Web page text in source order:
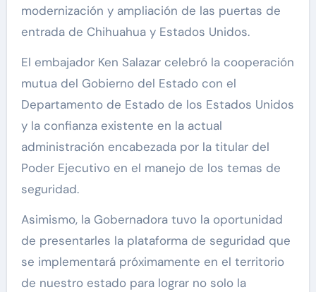
modernización y ampliación de las puertas de
entrada de Chihuahua y Estados Unidos.
El embajador Ken Salazar celebró la cooperación
mutua del Gobierno del Estado con el
Departamento de Estado de los Estados Unidos
y la confianza existente en la actual
administración encabezada por la titular del
Poder Ejecutivo en el manejo de los temas de
seguridad.
Asimismo, la Gobernadora tuvo la oportunidad
de presentarles la plataforma de seguridad que
se implementará próximamente en el territorio
de nuestro estado para lograr no solo la